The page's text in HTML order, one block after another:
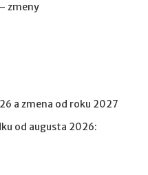
zmeny
a zmena od roku 2027
od augusta 2026: